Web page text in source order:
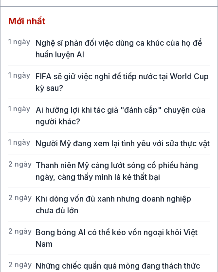
Mới nhất
1 ngày
Nghệ sĩ phản đối việc dùng ca khúc của họ để
huấn luyện AI
1 ngày
FIFA sẽ giữ việc nghỉ để tiếp nước tại World Cup
kỳ sau?
1 ngày
Ai hưởng lợi khi tác giả "đánh cắp" chuyện của
người khác?
1 ngày Người Mỹ đang xem lại tình yêu với sữa thực vật
2 ngày Thanh niên Mỹ càng lướt sóng cổ phiếu hàng
ngày, càng thấy mình là kẻ thất bại
2 ngày Khi dòng vốn đủ xanh nhưng doanh nghiệp
chưa đủ lớn
2 ngày Bong bóng AI có thể kéo vốn ngoại khỏi Việt
Nam
2 ngày Những chiếc quần quá mỏng đang thách thức